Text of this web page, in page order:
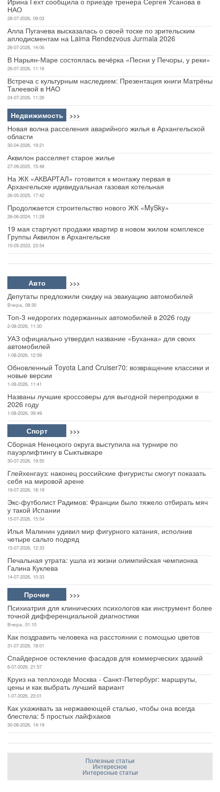
НАО
28-07-2026, 09:03
Алла Пугачева высказалась о своей тоске по зрительским
аплодисментам на Laima Rendezvous Jurmala 2026
26-07-2026, 14:06
В Нарьян-Маре состоялась вечёрка «Песни у Печоры, у реки»
26-07-2026, 11:16
Встреча с культурным наследием: Презентация книги Матрёны
Талеевой в НАО
24-07-2026, 11:26
Недвижимость >>>
Новая волна расселения аварийного жилья в Архангельской
области
30-04-2026, 19:21
Аквилон расселяет старое жилье
27-09-2025, 15:48
На ЖК «АКВАРТАЛ» готовится к монтажу первая в
Архангельске идивидуальная газовая котельная
26-05-2025, 17:42
Продолжается строительство нового ЖК «MySky»
26-06-2024, 11:28
19 мая стартуют продажи квартир в новом жилом комплексе
Группы Аквилон в Архангельске
15-05-2023, 23:54
Авто >>>
Депутаты предложили скидку на эвакуацию автомобилей
Вчера, 08:30
Топ-3 недорогих подержанных автомобилей в 2026 году
2-08-2026, 11:30
УАЗ официально утвердил название «Буханка» для своих
автомобилей
1-08-2026, 12:59
Обновленный Toyota Land Cruiser70: возвращение классики и
новые версии
1-08-2026, 11:41
Названы лучшие кроссоверы для выгодной перепродажи в
2026 году
1-08-2026, 09:49
Спорт >>>
Сборная Ненецкого округа выступила на турнире по
пауэрлифтингу в Сыктывкаре
30-07-2026, 19:50
Глейхенгауз: наконец российские фигуристы смогут показать
себя на мировой арене
19-07-2026, 18:19
Экс-футболист Радимов: Франции было тяжело отбирать мяч
у такой Испании
15-07-2026, 15:54
Илья Малинин удивил мир фигурного катания, исполнив
четыре сальто подряд
15-07-2026, 12:33
Печальная утрата: ушла из жизни олимпийская чемпионка
Галина Куклева
14-07-2026, 10:33
Прочее >>>
Психиатрия для клинических психологов как инструмент более
точной дифференциальной диагностики
Вчера, 01:10
Как поздравить человека на расстоянии с помощью цветов
31-07-2026, 18:01
Спайдерное остекление фасадов для коммерческих зданий
6-07-2026, 21:57
Круиз на теплоходе Москва - Санкт-Петербург: маршруты,
цены и как выбрать лучший вариант
1-07-2026, 23:01
Как ухаживать за нержавеющей сталью, чтобы она всегда
блестела: 5 простых лайфхаков
30-06-2026, 14:19
Полезные статьи
Интересное
Интересные статьи